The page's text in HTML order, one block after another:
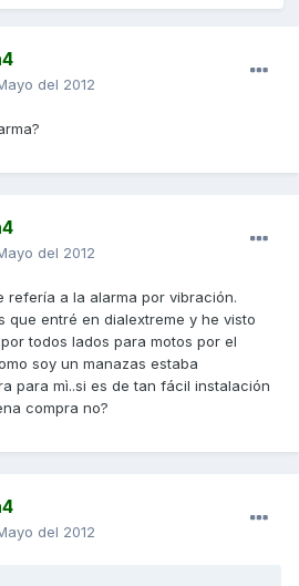
del 2012
del 2012
refería a la alarma por vibración.
que entré en dialextreme y he visto
todos lados para motos por el
soy un manazas estaba
para mì..si es de tan fácil instalación
compra no?
del 2012